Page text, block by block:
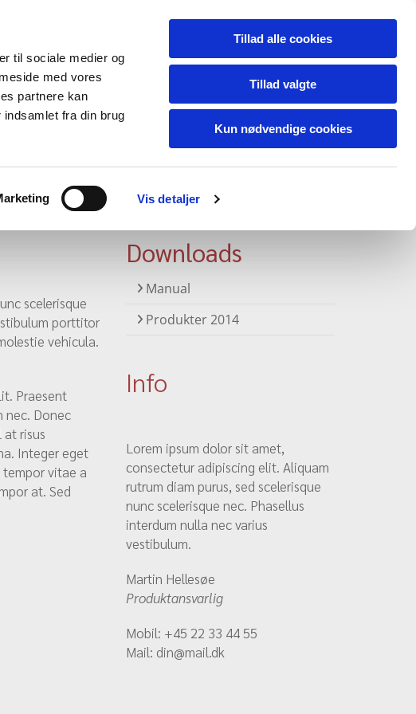
til sociale medier og
med vores
partnere kan
fra din brug
Vis detaljer
Tillad alle cookies
Tillad valgte
Kun nødvendige cookies
scelerisque
porttitor
vehicula.
Praesent
nec. Donec
risus
Integer eget
vitae a
at. Sed
Downloads
Manual
Produkter 2014
Info
Lorem ipsum dolor sit amet,
consectetur adipiscing elit. Aliquam
rutrum diam purus, sed scelerisque
nunc scelerisque nec. Phasellus
interdum nulla nec varius
vestibulum.
Martin Hellesøe
Produktansvarlig
Mobil: +45 22 33 44 55
Mail: din@mail.dk